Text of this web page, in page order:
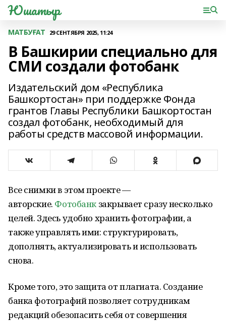
Юшатыр
МАТБУҒАТ 29 СЕНТЯБРЯ 2025, 11:24
В Башкирии специально для
СМИ создали фотобанк
Издательский дом «Республика
Башкортостан» при поддержке Фонда
грантов Главы Республики Башкортостан
создал фотобанк, необходимый для
работы средств массовой информации.
Все снимки в этом проекте —
авторские. Фотобанк закрывает сразу несколько
целей. Здесь удобно хранить фотографии, а
также управлять ими: структурировать,
дополнять, актуализировать и использовать
снова.
Кроме того, это защита от плагиата. Создание
банка фотографий позволяет сотрудникам
редакций обезопасить себя от совершения